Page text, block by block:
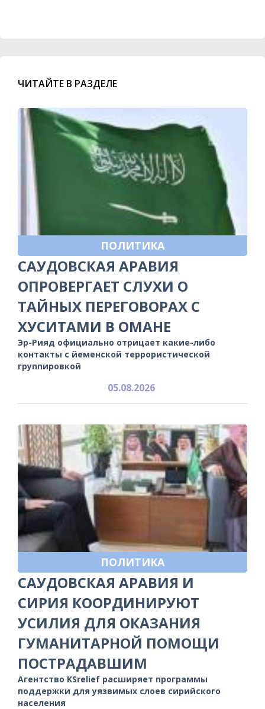
ЧИТАЙТЕ В РАЗДЕЛЕ
ПОЛИТИКА
САУДОВСКАЯ АРАВИЯ
ОПРОВЕРГАЕТ СЛУХИ О
ТАЙНЫХ ПЕРЕГОВОРАХ С
ХУСИТАМИ В ОМАНЕ
Эр-Рияд официально отрицает какие-либо
контакты с йеменской террористической
группировкой
05.08.2026
ПОЛИТИКА
САУДОВСКАЯ АРАВИЯ И
СИРИЯ КООРДИНИРУЮТ
УСИЛИЯ ДЛЯ ОКАЗАНИЯ
ГУМАНИТАРНОЙ ПОМОЩИ
ПОСТРАДАВШИМ
Агентство KSrelief расширяет программы
поддержки для уязвимых слоев сирийского
населения